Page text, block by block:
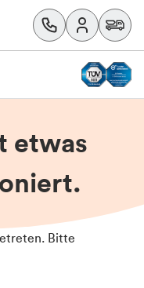
etwas
Bitte